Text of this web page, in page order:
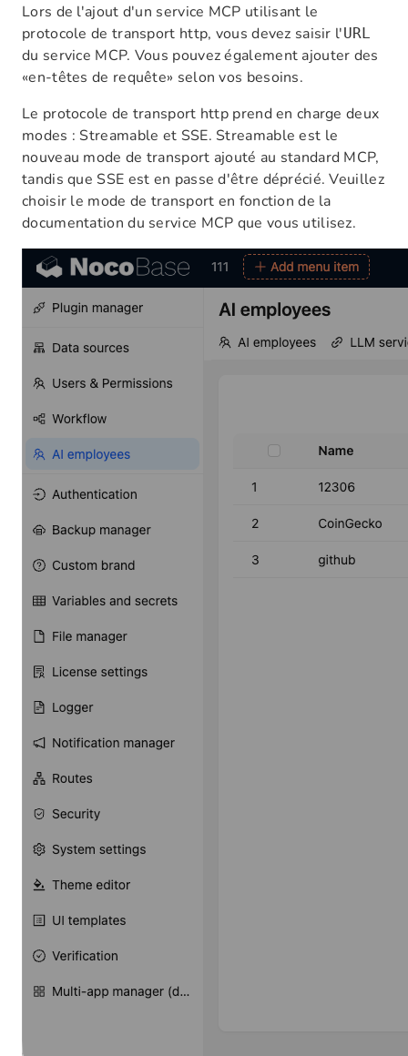
Lors de l'ajout d'un service MCP utilisant le
protocole de transport http, vous devez saisir l'URL
du service MCP. Vous pouvez également ajouter des
«en-têtes de requête» selon vos besoins.
Le protocole de transport http prend en charge deux
modes : Streamable et SSE. Streamable est le
nouveau mode de transport ajouté au standard MCP,
tandis que SSE est en passe d'être déprécié. Veuillez
choisir le mode de transport en fonction de la
documentation du service MCP que vous utilisez.